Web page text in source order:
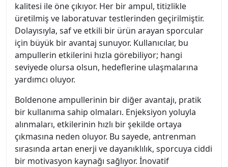
kalitesi ile öne çıkıyor. Her bir ampul, titizlikle
üretilmiş ve laboratuvar testlerinden geçirilmiştir.
Dolayısıyla, saf ve etkili bir ürün arayan sporcular
için büyük bir avantaj sunuyor. Kullanıcılar, bu
ampullerin etkilerini hızla görebiliyor; hangi
seviyede olursa olsun, hedeflerine ulaşmalarına
yardımcı oluyor.
Boldenone ampullerinin bir diğer avantajı, pratik
bir kullanıma sahip olmaları. Enjeksiyon yoluyla
alınmaları, etkilerinin hızlı bir şekilde ortaya
çıkmasına neden oluyor. Bu sayede, antrenman
sırasında artan enerji ve dayanıklılık, sporcuya ciddi
bir motivasyon kaynağı sağlıyor. İnovatif